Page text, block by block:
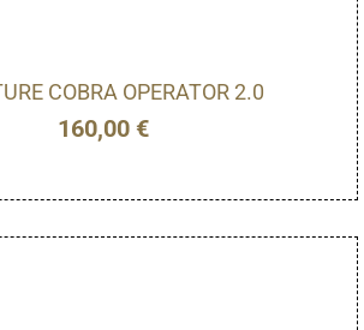
COBRA OPERATOR 2.0
160,00 €